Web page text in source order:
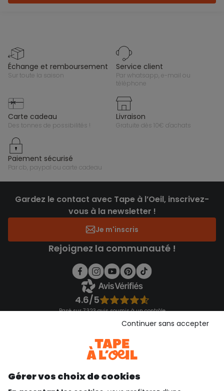
échange et remboursement
sur toute la saison
service client
par whatsapp, e-mail ou
téléphone
carte cadeau
des tonnes de possibilités !
livraison
gratuite dès 10€ d'achats
paiement sécurisé
par cb, paypal ou carte cadeau
Gardez le contact avec Tape à l’Oeil, inscrivez-
vous à la newsletter !
Je m'inscris
Rejoignez la communauté !
4.6/5
Basé sur 7 323 avis soumis à un contrôle
Consulter les CGU
Gérer vos choix de cookies
Continuer sans accepter